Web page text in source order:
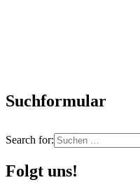
Suchformular
Search for:
Folgt uns!